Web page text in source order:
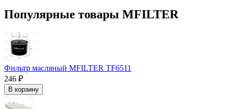
Популярные товары MFILTER
Фильтр масляный MFILTER TF6511
246 ₽
В корзину